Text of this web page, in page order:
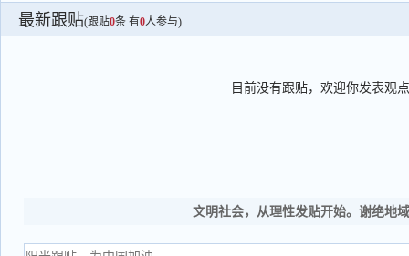
最新跟贴(跟贴0条 有0人参与)
目前没有跟贴，欢迎你发表观点
文明社会，从理性发贴开始。谢绝地